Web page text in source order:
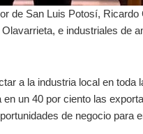
de San Luis Potosí,
e industriales de
a la industria local en toda
un 40 por ciento las
de negocio para